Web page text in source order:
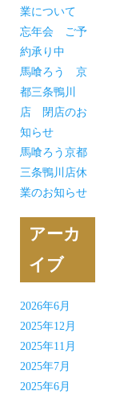
業について
忘年会 ご予
約承り中
馬喰ろう 京
都三条鴨川
店 閉店のお
知らせ
馬喰ろう京都
三条鴨川店休
業のお知らせ
アーカ
イブ
2026年6月
2025年12月
2025年11月
2025年7月
2025年6月